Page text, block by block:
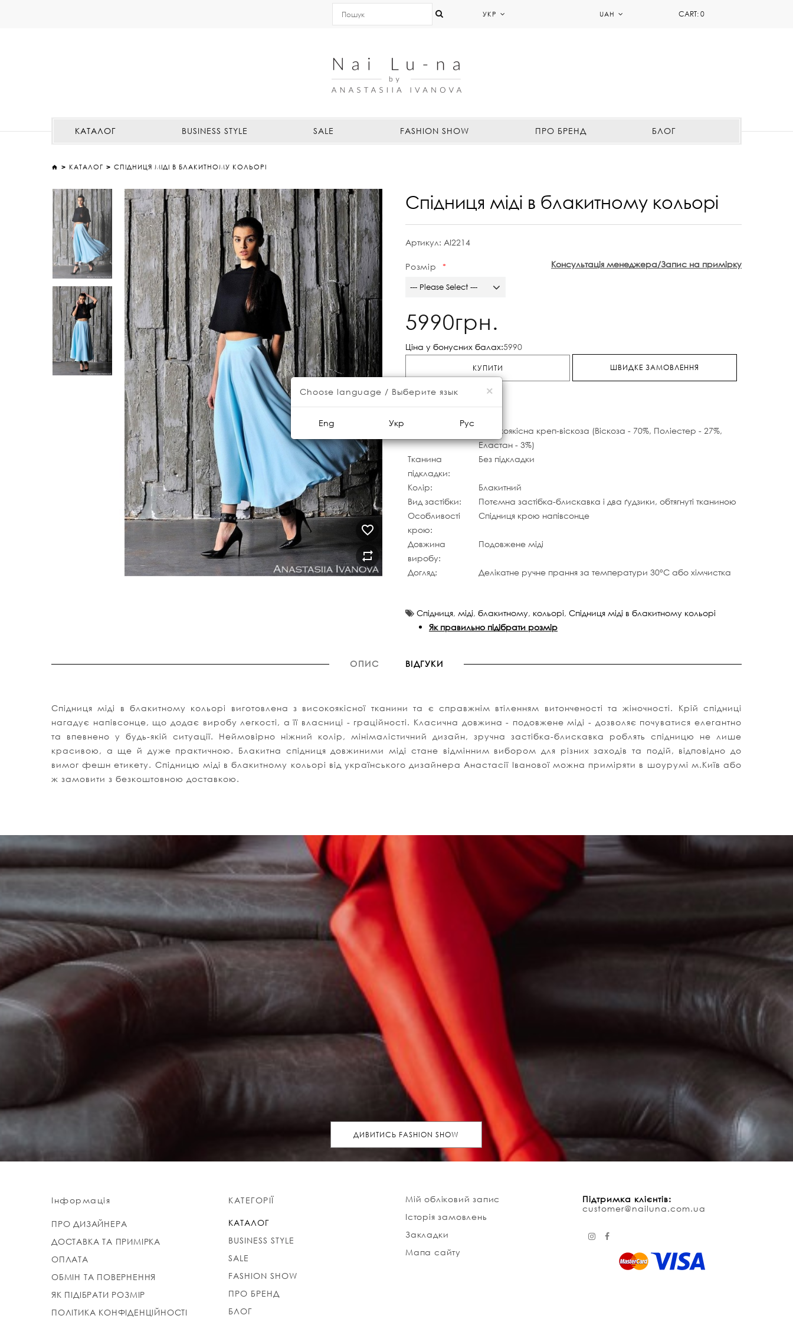
УКР UAH CART:0
КАТАЛОГ BUSINESS STYLE SALE FASHION SHOW ПРО БРЕНД БЛОГ
КАТАЛОГ CПІДНИЦЯ МІДІ В БЛАКИТНОМУ КОЛЬОРІ
Cпідниця міді в блакитному кольорі
Артикул: AI2214
Консультація менеджера/Запис на примірку
Розмір
--- Please Select ---
5990грн.
Ціна у бонусних балах:5990
КУПИТИ ШВИДКЕ ЗАМОВЛЕННЯ
Високоякісна креп-віскоза (Віскоза - 70%, Поліестер - 27%,
Еластан - 3%)
Тканина
підкладки:
Без підкладки
Колір:
Блакитний
Вид застібки:
Потємна застібка-блискавка і два ґудзики, обтягнуті тканиною
Особливості
крою:
Спідниця крою напівсонце
Довжина
виробу:
Подовжене міді
Догляд: Делікатне ручне прання за температури 30°C або хімчистка
Cпідниця, міді, блакитному, кольорі, Cпідниця міді в блакитному кольорі
Як правильно підібрати розмір
ОПИС ВІДГУКИ
Cпідниця міді в блакитному кольорі виготовлена з високоякісної тканини та є справжнім втіленням витонченості та жіночності. Крій спідниці
нагадує напівсонце, що додає виробу легкості, а її власниці - граційності. Класична довжина - подовжене міді - дозволяє почуватися елегантно
та впевнено у будь-якій ситуації. Неймовірно ніжний колір, мінімалістичний дизайн, зручна застібка-блискавка роблять спідницю не лише
красивою, а ще й дуже практичною. Блакитна спідниця довжиними міді стане відмінним вибором для різних заходів та подій, відповідно до
вимог фешн етикету. Cпідницю міді в блакитному кольорі від українського дизайнера Анастасії Іванової можна приміряти в шоурумі м.Київ або
ж замовити з безкоштовною доставкою.
ДИВИТИСЬ FASHION SHOW
Інформація
ПРО ДИЗАЙНЕРА
ДОСТАВКА ТА ПРИМІРКА
ОПЛАТА
ОБМІН ТА ПОВЕРНЕННЯ
ЯК ПІДІБРАТИ РОЗМІР
ПОЛІТИКА КОНФІДЕНЦІЙНОСТІ
КАТЕГОРІЇ
КАТАЛОГ
BUSINESS STYLE
SALE
FASHION SHOW
ПРО БРЕНД
БЛОГ
Мій обліковий запис
Історія замовлень
Закладки
Мапа сайту
Підтримка клієнтів:
customer@nailuna.com.ua
×
Choose language / Выберите язык
Eng Укр Рус